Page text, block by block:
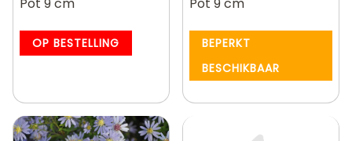
OP BESTELLING
BEPERKT
BESCHIKBAAR